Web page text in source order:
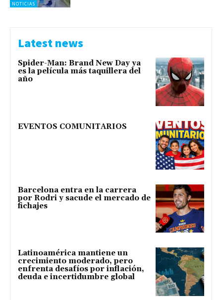
NOTICIAS
Latest news
Spider-Man: Brand New Day ya
es la película más taquillera del
año
EVENTOS COMUNITARIOS
Barcelona entra en la carrera
por Rodri y sacude el mercado de
fichajes
Latinoamérica mantiene un
crecimiento moderado, pero
enfrenta desafíos por inflación,
deuda e incertidumbre global